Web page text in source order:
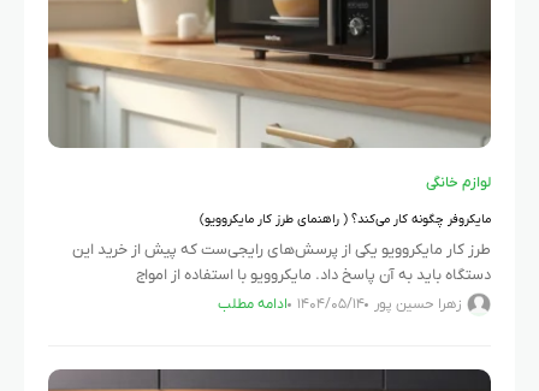
لوازم خانگی
مایکروفر چگونه کار می‌کند؟ ( راهنمای طرز کار مایکروویو)
طرز کار مایکروویو یکی از پرسش‌های رایجی‌ست که پیش از خرید این
دستگاه باید به آن پاسخ داد. مایکروویو با استفاده از امواج
الکترومغناطیسی، غذا را از درون گرم می‌کند.
زهرا حسین پور ۱۴۰۴/۰۵/۱۴ ادامه مطلب